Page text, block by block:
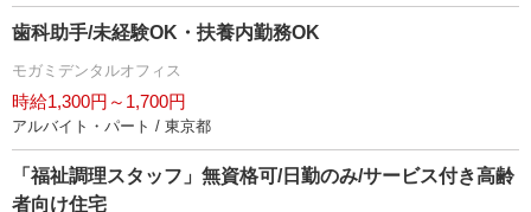
歯科助手/未経験OK・扶養内勤務OK
モガミデンタルオフィス
時給1,300円～1,700円
アルバイト・パート / 東京都
「福祉調理スタッフ」無資格可/日勤のみ/サービス付き高齢
者向け住宅